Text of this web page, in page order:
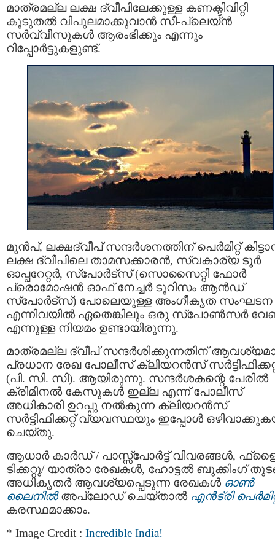
മാത്രമല്ല ലക്ഷ ദ്വീപിലേക്കുള്ള കണക്ടിവിറ്റി
കൂടുതൽ വിപുലമാക്കുവാൻ സീ-പ്ലെയ്ന്‍
സര്‍വ്വീസുകള്‍ ആരംഭിക്കും എന്നും
റിപ്പോർട്ടുകളുണ്ട്.
മുൻപ്, ലക്ഷദ്വീപ് സന്ദർശനത്തിന് പെര്‍മിറ്റ്
ലക്ഷ ദ്വീപിലെ താമസക്കാരൻ, സ്വകാര്യ ടൂര്‍
ഓപ്പറേറ്റർ, സ്പോര്‍ട്സ് (സൊസൈറ്റി ഫോര്‍
പ്രൊമോഷന്‍ ഓഫ് നേച്ചര്‍ ടൂറിസം ആന്‍ഡ്
സ്പോര്‍ട്സ്) പോലെയുള്ള അംഗീകൃത സംഘടന
എന്നിവയിൽ ഏതെങ്കിലും ഒരു സ്പോണ്‍സര്‍
എന്നുള്ള നിയമം ഉണ്ടായിരുന്നു.
മാത്രമല്ല ദ്വീപ് സന്ദര്‍ശിക്കുന്നതിന്
പ്രധാന രേഖ പോലീസ് ക്ലിയറന്‍സ്
(പി. സി. സി). ആയിരുന്നു. സന്ദർശകന്റെ പേരിൽ
ക്രിമിനല്‍ കേസുകൾ ഇല്ല എന്ന് പോലീസ്
അധികാരി ഉറപ്പു നൽകുന്ന ക്ലിയറന്‍സ്
സര്‍ട്ടിഫിക്കറ്റ് വ്യവസ്ഥയും ഇപ്പോൾ
ചെയ്തു.
ആധാർ കാർഡ് / പാസ്സ്‌പോർട്ട് വിവരങ്ങൾ,
ടിക്കറ്റു/ യാത്രാ രേഖകൾ, ഹോട്ടൽ ബുക്കിംഗ്
അധികൃതർ ആവശ്യപ്പെടുന്ന രേഖകൾ ഓൺ
ലൈനിൽഅപ്ലോഡ് ചെയ്താൽഎൻട്രി
കരസ്ഥമാക്കാം.
* Image Credit : Incredible India!